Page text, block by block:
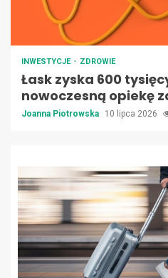
INWESTYCJE ZDROWIE
Łask zyska 600
nowoczesną opiekę
Joanna Piotrowska 10 lipca 2026